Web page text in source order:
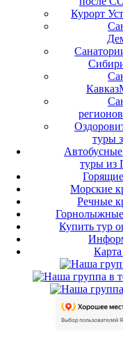
Курорт
туры
туры из
Морские
Речные
Купить тур